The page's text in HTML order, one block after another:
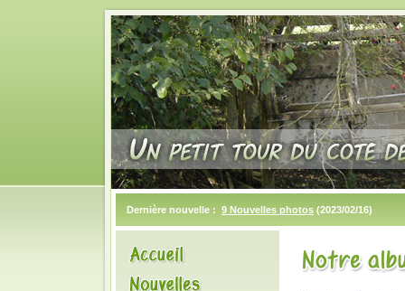
Dernière nouvelle : 9 Nouvelles photos (2023/02/16)